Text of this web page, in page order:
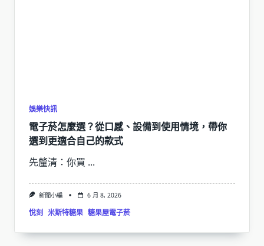
娛樂快訊
電子菸怎麼選？從口感、設備到使用情境，帶你
選到更適合自己的款式
先釐清：你買 ...
新聞小編 6 月 8, 2026
悅刻 米斯特糖果 糖果屋電子菸